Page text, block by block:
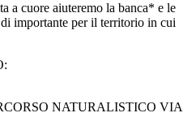
a cuore aiuteremo la banca* e le
importante per il territorio in cui
NATURALISTICO VIA